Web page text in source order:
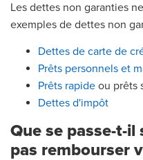
Les dettes non garanties
exemples de dettes non
Dettes de carte de
Prêts personnels et
Prêts rapide ou prêts
Dettes d'impôt
Que se passe-t-il
pas rembourser